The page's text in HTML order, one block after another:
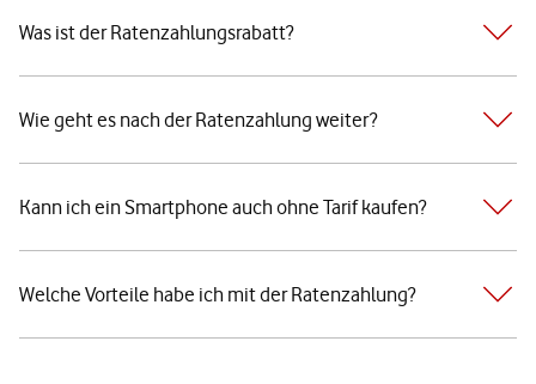
Was ist der Ratenzahlungsrabatt?
Wie geht es nach der Ratenzahlung weiter?
Kann ich ein Smartphone auch ohne Tarif kaufen?
Welche Vorteile habe ich mit der Ratenzahlung?